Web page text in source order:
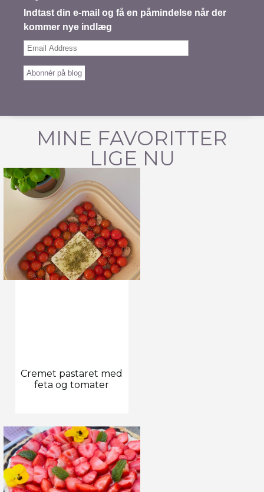
Indtast din e-mail og få en påmindelse når der
kommer nye indlæg
Email
Abonnér på blog
MINE FAVORITTER
LIGE NU
Cremet pastaret med
feta og tomater